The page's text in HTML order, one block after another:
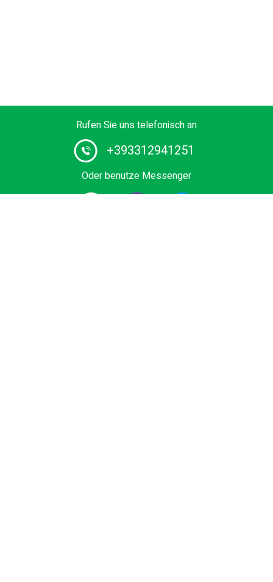
Rufen Sie uns telefonisch an
+393312941251
Oder benutze Messenger